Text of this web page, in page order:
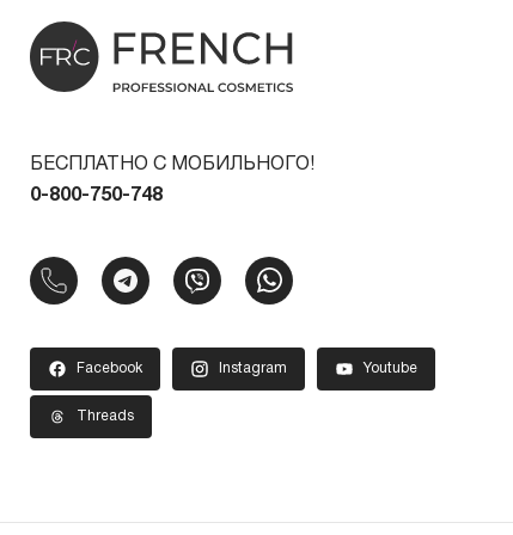
БЕСПЛАТНО С МОБИЛЬНОГО!
0-800-750-748
Facebook Instagram Youtube
Threads